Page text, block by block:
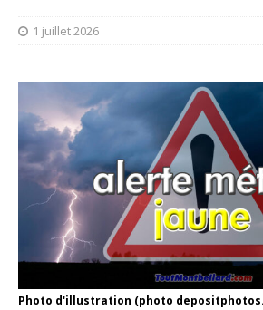
1 juillet 2026
Photo d'illustration (photo